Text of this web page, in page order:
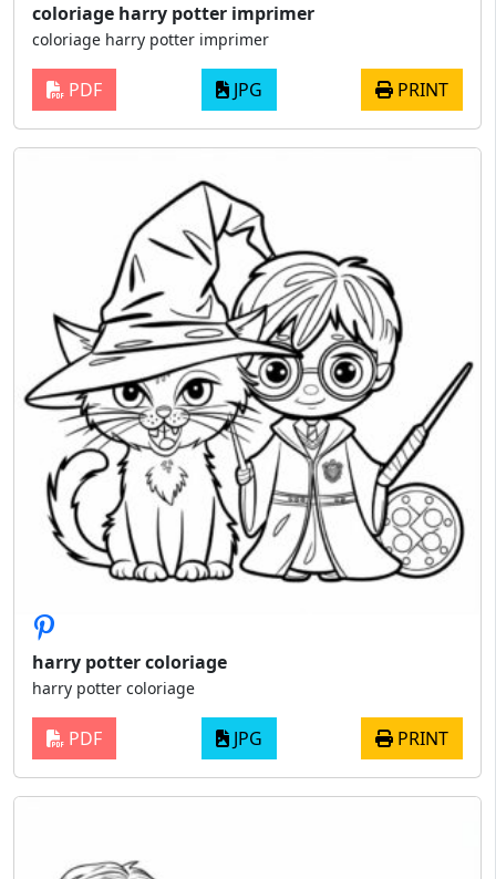
coloriage harry potter imprimer
coloriage harry potter imprimer
PDF JPG PRINT
harry potter coloriage
harry potter coloriage
PDF JPG PRINT